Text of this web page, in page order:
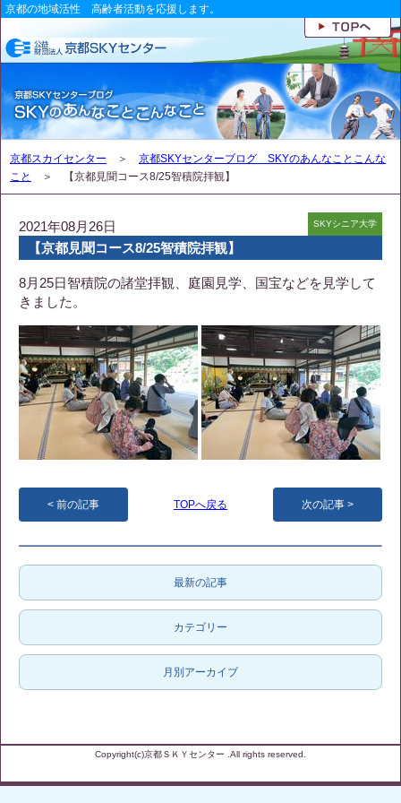
京都の地域活性 高齢者活動を応援します。
京都スカイセンター ＞ 京都SKYセンターブログ SKYのあんなことこんな
こと
＞ 【京都見聞コース8/25智積院拝観】
2021年08月26日 SKYシニア大学
【京都見聞コース8/25智積院拝観】
8月25日智積院の諸堂拝観、庭園見学、国宝などを見学して
きました。
前の記事 TOPへ戻る 次の記事
最新の記事
カテゴリー
月別アーカイブ
Copyright(c)京都ＳＫＹセンター .All rights reserved.